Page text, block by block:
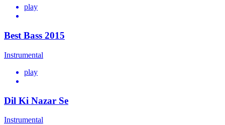
play
Best Bass 2015
Instrumental
play
Dil Ki Nazar Se
Instrumental